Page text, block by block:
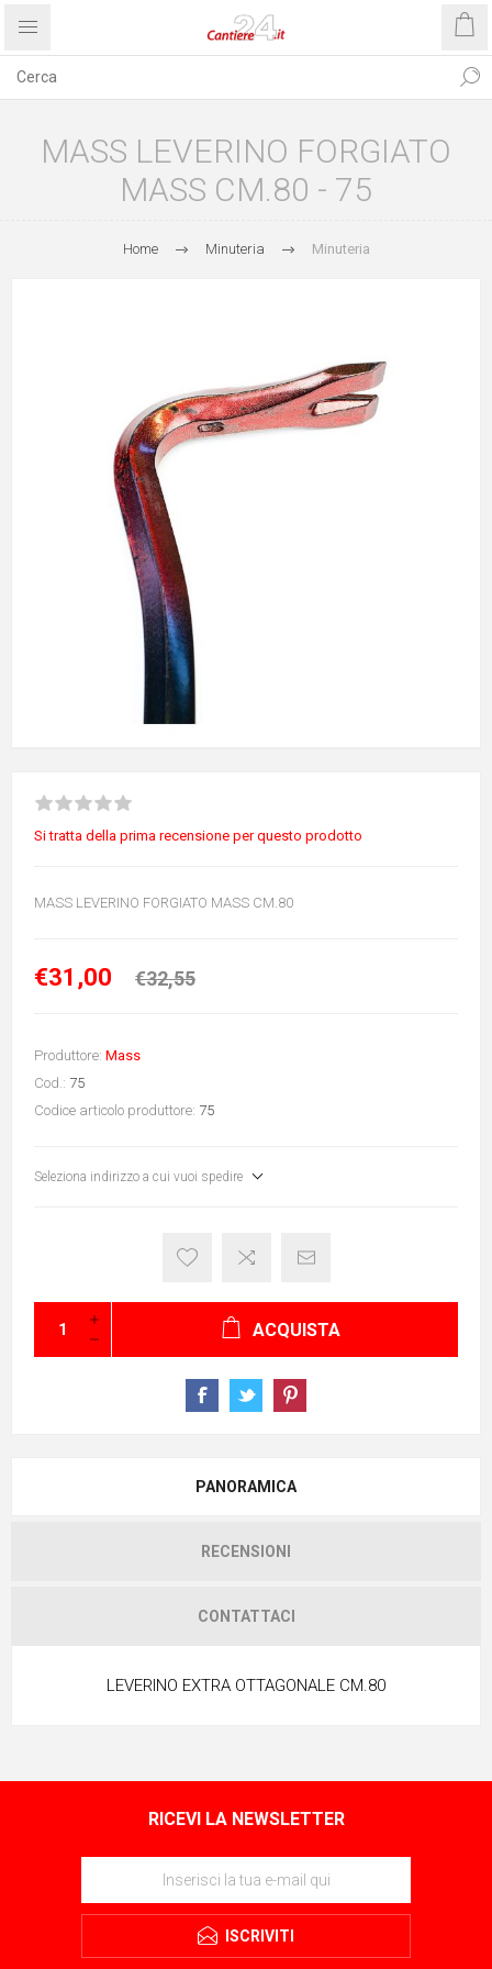
MASS LEVERINO FORGIATO
MASS CM.80 - 75
Home Minuteria Minuteria
Si tratta della prima recensione per questo prodotto
MASS LEVERINO FORGIATO MASS CM.80
€31,00 €32,55
Produttore: Mass
Cod.: 75
Codice articolo produttore: 75
Seleziona indirizzo a cui vuoi spedire
ACQUISTA
PANORAMICA
RECENSIONI
CONTATTACI
LEVERINO EXTRA OTTAGONALE CM.80
RICEVI LA NEWSLETTER
ISCRIVITI